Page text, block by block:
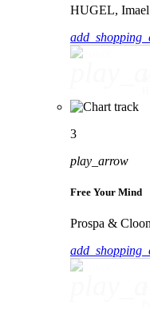
HUGEL,
3
play_arrow
Free Your Mind
Prospa &